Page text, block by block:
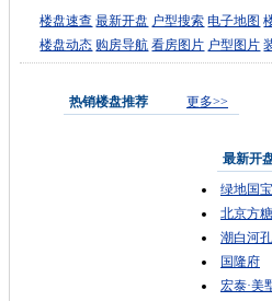
楼盘速查 最新开盘 户型搜索 电子地图
楼盘动态 购房导航 看房图片 户型图片
热销楼盘推荐 更多>>
最新开
绿地国
北京方糖
潮白河
国隆府
宏泰·美